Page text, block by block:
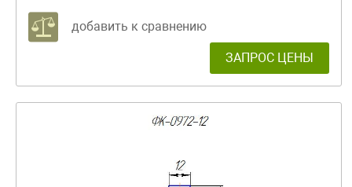
добавить к сравнению
ЗАПРОС ЦЕНЫ